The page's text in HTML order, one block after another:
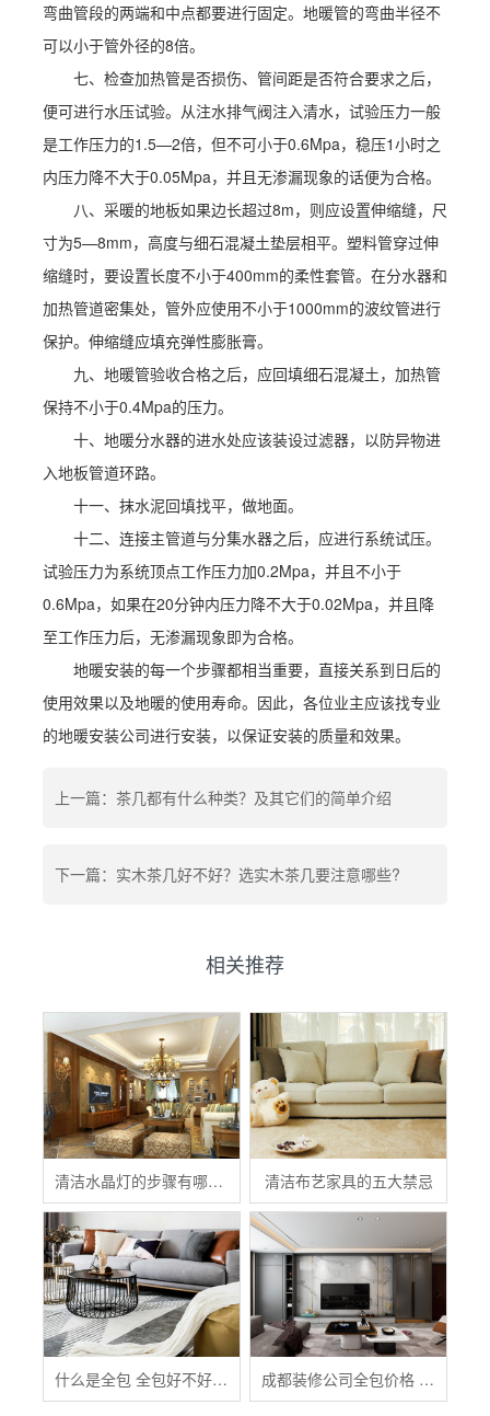
弯曲管段的两端和中点都要进行固定。地暖管的弯曲半径不
可以小于管外径的8倍。
七、检查加热管是否损伤、管间距是否符合要求之后，
便可进行水压试验。从注水排气阀注入清水，试验压力一般
是工作压力的1.5—2倍，但不可小于0.6Mpa，稳压1小时之
内压力降不大于0.05Mpa，并且无渗漏现象的话便为合格。
八、采暖的地板如果边长超过8m，则应设置伸缩缝，尺
寸为5—8mm，高度与细石混凝土垫层相平。塑料管穿过伸
缩缝时，要设置长度不小于400mm的柔性套管。在分水器和
加热管道密集处，管外应使用不小于1000mm的波纹管进行
保护。伸缩缝应填充弹性膨胀膏。
九、地暖管验收合格之后，应回填细石混凝土，加热管
保持不小于0.4Mpa的压力。
十、地暖分水器的进水处应该装设过滤器，以防异物进
入地板管道环路。
十一、抹水泥回填找平，做地面。
十二、连接主管道与分集水器之后，应进行系统试压。
试验压力为系统顶点工作压力加0.2Mpa，并且不小于
0.6Mpa，如果在20分钟内压力降不大于0.02Mpa，并且降
至工作压力后，无渗漏现象即为合格。
地暖安装的每一个步骤都相当重要，直接关系到日后的
使用效果以及地暖的使用寿命。因此，各位业主应该找专业
的地暖安装公司进行安装，以保证安装的质量和效果。
上一篇：茶几都有什么种类？及其它们的简单介绍
下一篇：实木茶几好不好？选实木茶几要注意哪些?
相关推荐
清洁水晶灯的步骤有哪些？ 清洁布艺家具的五大禁忌
什么是全包 全包好不好 全包装修注意事项有哪些 成都装修公司全包价格 成都全包装修多少钱一平